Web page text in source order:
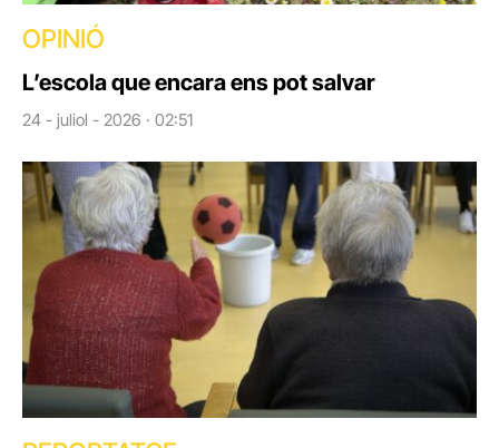
OPINIÓ
L’escola que encara ens pot salvar
24 - juliol - 2026 · 02:51